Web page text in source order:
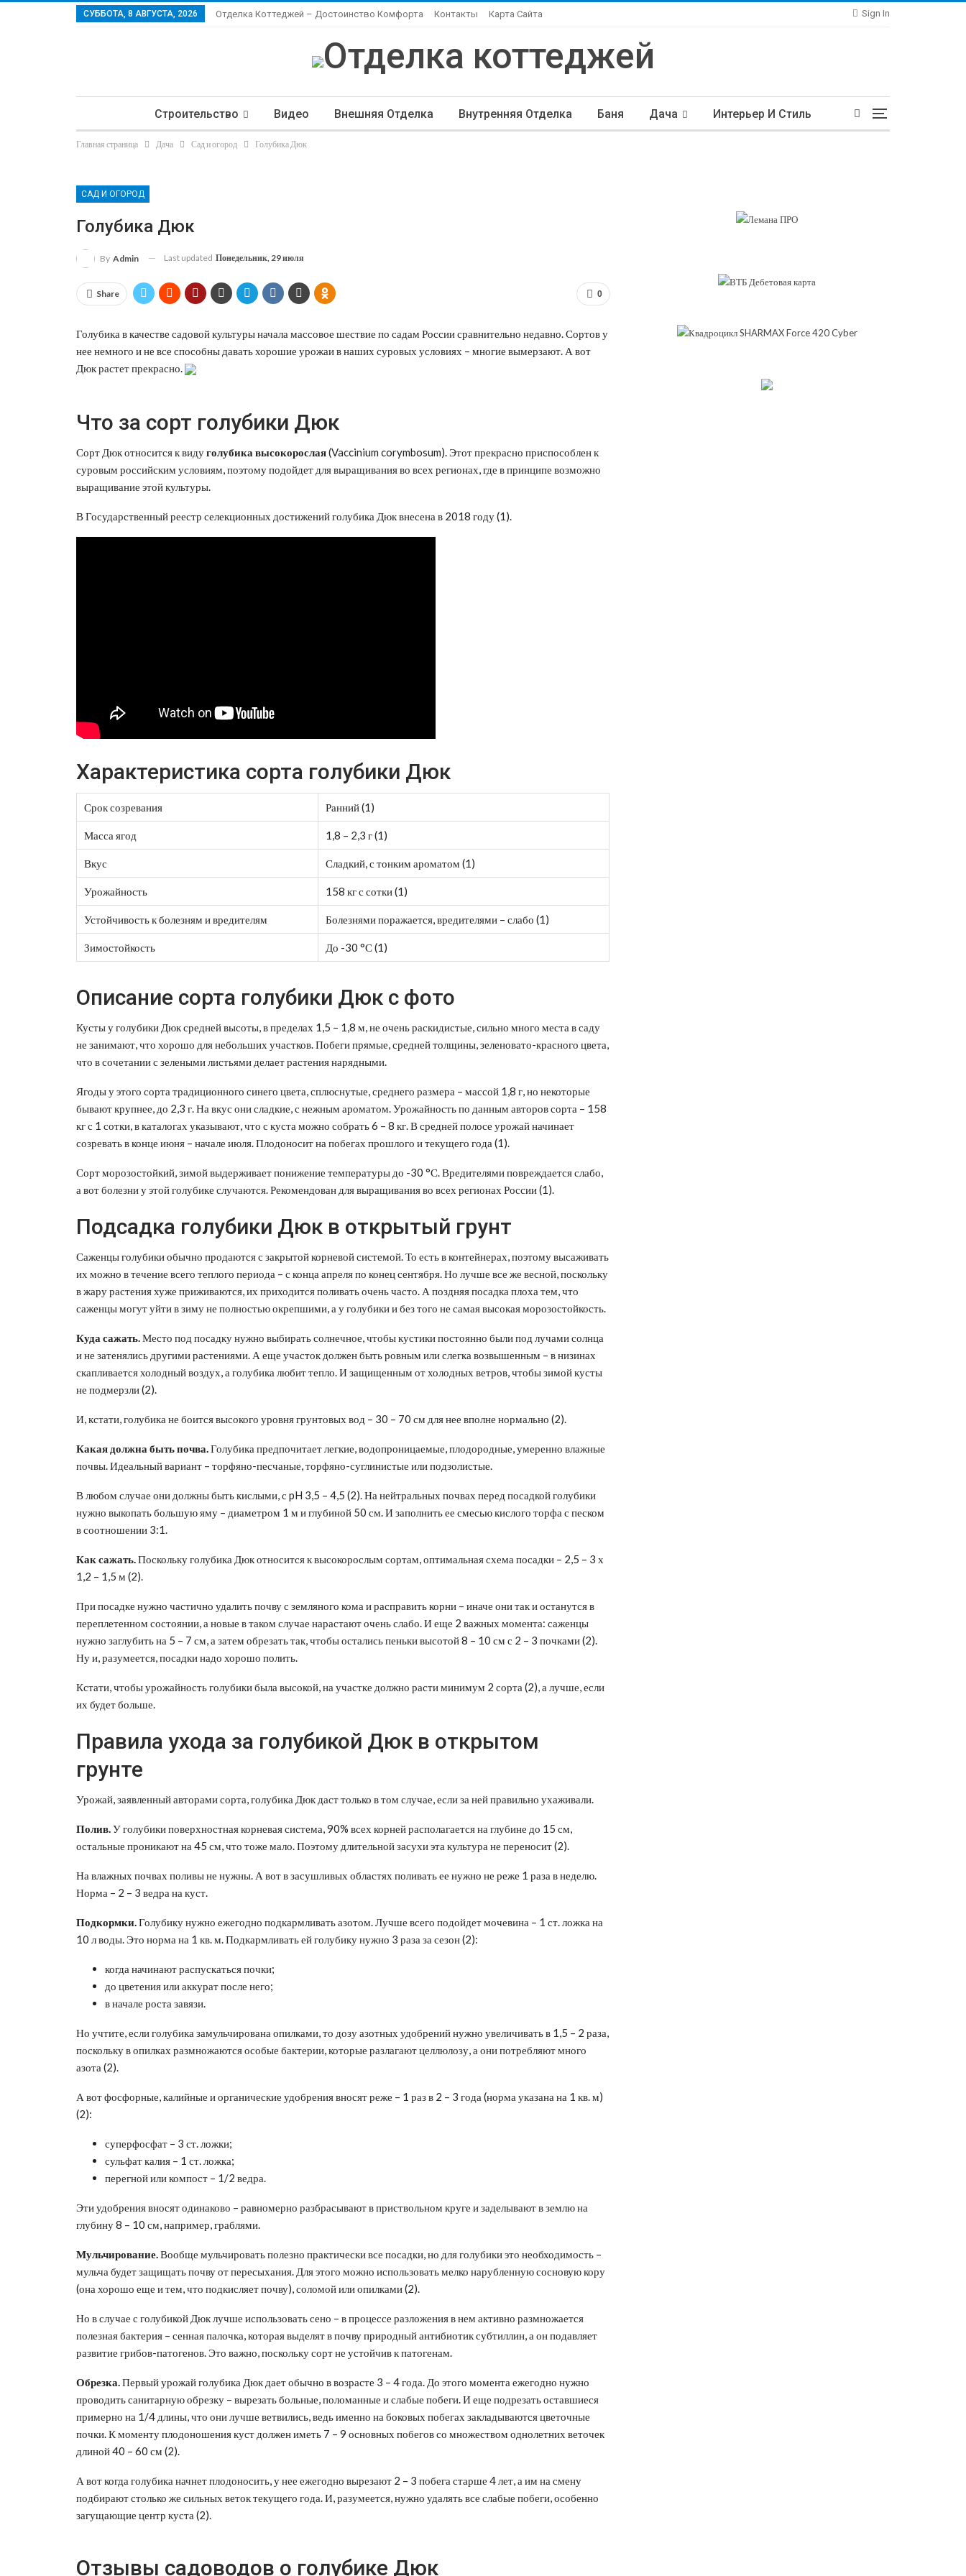
Sign In
СУББОТА, 8 АВГУСТА, 2026 Отделка Коттеджей – Достоинство Комфорта Контакты Карта Сайта
Строительство Видео Внешняя Отделка Внутренняя Отделка Баня Дача Интерьер И Стиль
Ландшафтный Дизайн
Главная страница Дача Сад и огород Голубика Дюк
САД И ОГОРОД
Голубика Дюк
By Admin Last updated Понедельник, 29 июля
0
Share
Голубика в качестве садовой культуры начала массовое шествие по садам России сравнительно недавно. Сортов у
нее немного и не все способны давать хорошие урожаи в наших суровых условиях – многие вымерзают. А вот
Дюк растет прекрасно.
Что за сорт голубики Дюк
Сорт Дюк относится к видуголубика высокорослая(Vaccinium corymbosum). Этот прекрасно приспособлен к
суровым российским условиям, поэтому подойдет для выращивания во всех регионах, где в принципе возможно
выращивание этой культуры.
В Государственный реестр селекционных достижений голубика Дюк внесена в 2018 году (1).
Характеристика сорта голубики Дюк
Срок созревания Ранний (1)
Масса ягод 1,8 – 2,3 г (1)
Вкус Сладкий, с тонким ароматом (1)
Урожайность 158 кг с сотки (1)
Устойчивость к болезням и вредителям Болезнями поражается, вредителями – слабо (1)
Зимостойкость До -30 °С (1)
Описание сорта голубики Дюк с фото
Кусты у голубики Дюк средней высоты, в пределах 1,5 – 1,8 м, не очень раскидистые, сильно много места в саду
не занимают, что хорошо для небольших участков. Побеги прямые, средней толщины, зеленовато-красного цвета,
что в сочетании с зелеными листьями делает растения нарядными.
Ягоды у этого сорта традиционного синего цвета, сплюснутые, среднего размера – массой 1,8 г, но некоторые
бывают крупнее, до 2,3 г. На вкус они сладкие, с нежным ароматом. Урожайность по данным авторов сорта – 158
кг с 1 сотки, в каталогах указывают, что с куста можно собрать 6 – 8 кг. В средней полосе урожай начинает
созревать в конце июня – начале июля. Плодоносит на побегах прошлого и текущего года (1).
Сорт морозостойкий, зимой выдерживает понижение температуры до -30 °С. Вредителями повреждается слабо,
а вот болезни у этой голубике случаются. Рекомендован для выращивания во всех регионах России (1).
Подсадка голубики Дюк в открытый грунт
Саженцы голубики обычно продаются с закрытой корневой системой. То есть в контейнерах, поэтому высаживать
их можно в течение всего теплого периода – с конца апреля по конец сентября. Но лучше все же весной, поскольку
в жару растения хуже приживаются, их приходится поливать очень часто. А поздняя посадка плоха тем, что
саженцы могут уйти в зиму не полностью окрепшими, а у голубики и без того не самая высокая морозостойкость.
Куда сажать.Место под посадку нужно выбирать солнечное, чтобы кустики постоянно были под лучами солнца
и не затенялись другими растениями. А еще участок должен быть ровным или слегка возвышенным – в низинах
скапливается холодный воздух, а голубика любит тепло. И защищенным от холодных ветров, чтобы зимой кусты
не подмерзли (2).
И, кстати, голубика не боится высокого уровня грунтовых вод – 30 – 70 см для нее вполне нормально (2).
Какая должна быть почва.Голубика предпочитает легкие, водопроницаемые, плодородные, умеренно влажные
почвы. Идеальный вариант – торфяно-песчаные, торфяно-суглинистые или подзолистые.
В любом случае они должны быть кислыми, с pH 3,5 – 4,5 (2). На нейтральных почвах перед посадкой голубики
нужно выкопать большую яму – диаметром 1 м и глубиной 50 см. И заполнить ее смесью кислого торфа с песком
в соотношении 3:1.
Как сажать.Поскольку голубика Дюк относится к высокорослым сортам, оптимальная схема посадки – 2,5 – 3 х
1,2 – 1,5 м (2).
При посадке нужно частично удалить почву с земляного кома и расправить корни – иначе они так и останутся в
переплетенном состоянии, а новые в таком случае нарастают очень слабо. И еще 2 важных момента: саженцы
нужно заглубить на 5 – 7 см, а затем обрезать так, чтобы остались пеньки высотой 8 – 10 см с 2 – 3 почками (2).
Ну и, разумеется, посадки надо хорошо полить.
Кстати, чтобы урожайность голубики была высокой, на участке должно расти минимум 2 сорта (2), а лучше, если
их будет больше.
Правила ухода за голубикой Дюк в открытом
грунте
Урожай, заявленный авторами сорта, голубика Дюк даст только в том случае, если за ней правильно ухаживали.
Полив.У голубики поверхностная корневая система, 90% всех корней располагается на глубине до 15 см,
остальные проникают на 45 см, что тоже мало. Поэтому длительной засухи эта культура не переносит (2).
На влажных почвах поливы не нужны. А вот в засушливых областях поливать ее нужно не реже 1 раза в неделю.
Норма – 2 – 3 ведра на куст.
Подкормки.Голубику нужно ежегодно подкармливать азотом. Лучше всего подойдет мочевина – 1 ст. ложка на
10 л воды. Это норма на 1 кв. м. Подкармливать ей голубику нужно 3 раза за сезон (2):
когда начинают распускаться почки;
до цветения или аккурат после него;
в начале роста завязи.
Но учтите, если голубика замульчирована опилками, то дозу азотных удобрений нужно увеличивать в 1,5 – 2 раза,
поскольку в опилках размножаются особые бактерии, которые разлагают целлюлозу, а они потребляют много
азота (2).
А вот фосфорные, калийные и органические удобрения вносят реже – 1 раз в 2 – 3 года (норма указана на 1 кв. м)
(2):
суперфосфат – 3 ст. ложки;
сульфат калия – 1 ст. ложка;
перегной или компост – 1/2 ведра.
Эти удобрения вносят одинаково – равномерно разбрасывают в приствольном круге и заделывают в землю на
глубину 8 – 10 см, например, граблями.
Мульчирование.Вообще мульчировать полезно практически все посадки, но для голубики это необходимость –
мульча будет защищать почву от пересыхания. Для этого можно использовать мелко нарубленную сосновую кору
(она хорошо еще и тем, что подкисляет почву), соломой или опилками (2).
Но в случае с голубикой Дюк лучше использовать сено – в процессе разложения в нем активно размножается
полезная бактерия – сенная палочка, которая выделят в почву природный антибиотик субтиллин, а он подавляет
развитие грибов-патогенов. Это важно, поскольку сорт не устойчив к патогенам.
Обрезка.Первый урожай голубика Дюк дает обычно в возрасте 3 – 4 года. До этого момента ежегодно нужно
проводить санитарную обрезку – вырезать больные, поломанные и слабые побеги. И еще подрезать оставшиеся
примерно на 1/4 длины, что они лучше ветвились, ведь именно на боковых побегах закладываются цветочные
почки. К моменту плодоношения куст должен иметь 7 – 9 основных побегов со множеством однолетних веточек
длиной 40 – 60 см (2).
А вот когда голубика начнет плодоносить, у нее ежегодно вырезают 2 – 3 побега старше 4 лет, а им на смену
подбирают столько же сильных веток текущего года. И, разумеется, нужно удалять все слабые побеги, особенно
загущающие центр куста (2).
Отзывы садоводов о голубике Дюк